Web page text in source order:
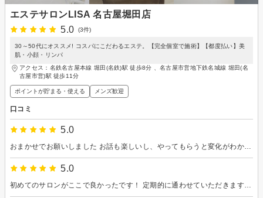
エステサロンLISA 名古屋堀田店
5.0
(3件)
30～50代にオススメ! コスパにこだわるエステ。【完全個室で施術】【都度払い】美
肌・小顔・リンパ
アクセス：名鉄名古屋本線 堀田(名鉄)駅 徒歩8分 、名古屋市営地下鉄名城線 堀田(名
古屋市営)駅 徒歩11分
ポイントが貯まる・使える メンズ歓迎
口コミ
5.0
おまかせでお願いしました お話も楽しいし、やってもらうと変化がわかります またよろしくお願いします
5.0
初めてのサロンがここで良かったです！ 定期的に通わせていただきますのでよろしくお願いします！